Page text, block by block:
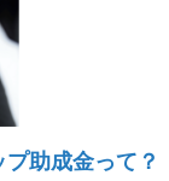
助成金って？